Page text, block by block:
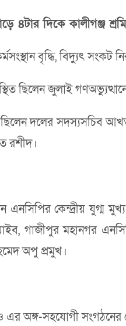
৪টার দিকে কালীগঞ্জ
বৃদ্ধি, বিদ্যুৎ সংকট
ছিলেন জুলাই
ছিলেন দলের সদস্যসচিব
রশীদ।
এনসিপির কেন্দ্রীয়
গাজীপুর মহানগর
অপু প্রমুখ।
অঙ্গ-সহযোগী সংগঠনের